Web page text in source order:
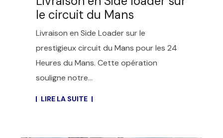
le circuit du Mans
Livraison en Side Loader sur le
prestigieux circuit du Mans pour les 24
Heures du Mans. Cette opération
souligne notre...
LIRE LA SUITE